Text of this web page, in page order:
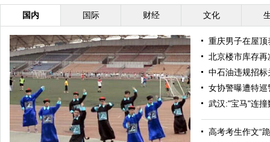
国内 国际 财经 文化
重庆男子在屋
北京楼市库存
中石油违规招
女协警曝遭特
武汉:"宝马"连
高考考生作文“